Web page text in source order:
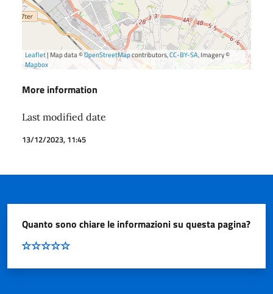
Leaflet| Map data ©OpenStreetMapcontributors,CC-BY-SA, Imagery ©
Mapbox
More information
Last modified date
13/12/2023, 11:45
Quanto sono chiare le informazioni su questa pagina?